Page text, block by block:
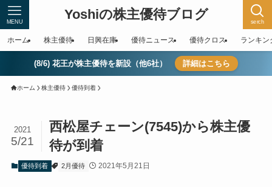
Yoshiの株主優待ブログ serch
MENU
ホーム 株主優待 日興在庫 優待ニュース 優待クロス ランキン
(8/6) 花王が株主優待を新設（他6社） 詳細はこちら
ホーム 株主優待 優待到着
西松屋チェーン(7545)から株主優
待が到着
2021
5/21
優待到着 2月優待 2021年5月21日